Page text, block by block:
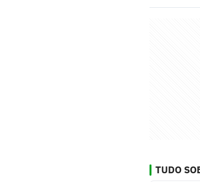
TUDO